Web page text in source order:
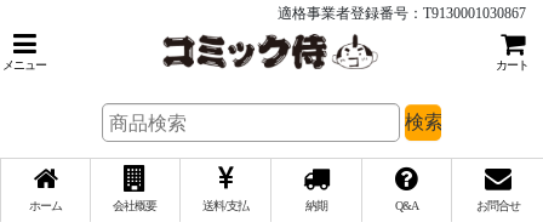
適格事業者登録番号：T9130001030867
メニュー カート
検索
ホーム 会社概要 送料/支払 納期 Q&A お問合せ